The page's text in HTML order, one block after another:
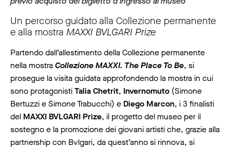
Un percorso guidato alla Collezione permanente
e alla mostra MAXXI BVLGARI Prize
Partendo dall’allestimento della Collezione permanente
nella mostraCollezione MAXXI. The Place To Be, si
prosegue la visita guidata approfondendo la mostra in cui
sono protagonistiTalia Chetrit, Invernomuto (Simone
Bertuzzi e Simone Trabucchi) e Diego Marcon, i 3 finalisti
del MAXXI BVLGARI Prize, il progetto del museo per il
sostegno e la promozione dei giovani artisti che, grazie alla
partnership con Bvlgari, da quest’anno si rinnova, si